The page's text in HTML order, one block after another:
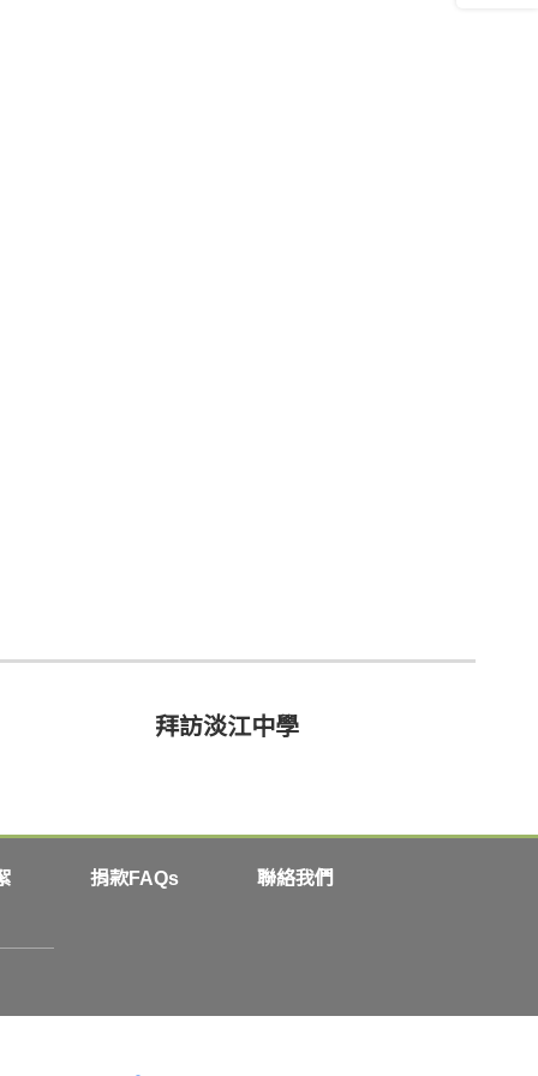
拜訪淡江中學
捐款FAQs 聯絡我們